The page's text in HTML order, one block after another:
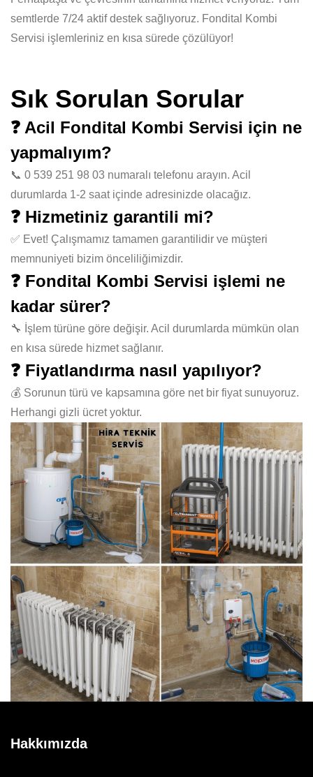
semtlerde 7/24 aktif destek sağlıyoruz. Fondital Kombi
Servisi işlemleriniz en kısa sürede çözülüyor!
Sık Sorulan Sorular
❓ Acil Fondital Kombi Servisi için ne
yapmalıyım?
📞 0 539 251 98 03 numaralı telefonu arayın. Acil
durumlarda 1-2 saat içinde adresinizde olacağız.
❓ Hizmetiniz garantili mi?
✅ Evet! Çalışmamız tamamen garantilidir ve müşteri
memnuniyeti bizim önceliliğimizdir.
❓ Fondital Kombi Servisi işlemi ne
kadar sürer?
🔧 İşlem türüne göre değişir. Acil durumlarda mümkün olan
en kısa sürede hizmet sağlanır.
❓ Fiyatlandırma nasıl yapılıyor?
💰 Sorunun türü ve kapsamına göre net bir fiyat sunuyoruz.
Herhangi gizli ücret yoktur.
Hakkımızda